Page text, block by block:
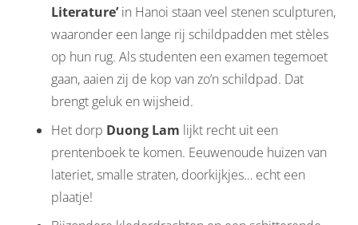
Literature’in Hanoi staan veel stenen sculpturen,
waaronder een lange rij schildpadden met stèles
op hun rug. Als studenten een examen tegemoet
gaan, aaien zij de kop van zo’n schildpad. Dat
brengt geluk en wijsheid.
Het dorp Duong Lam lijkt recht uit een
prentenboek te komen. Eeuwenoude huizen van
lateriet, smalle straten, doorkijkjes… echt een
plaatje!